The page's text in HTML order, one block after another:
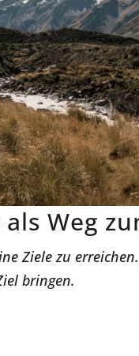
Weg
Ziele zu
bringen.